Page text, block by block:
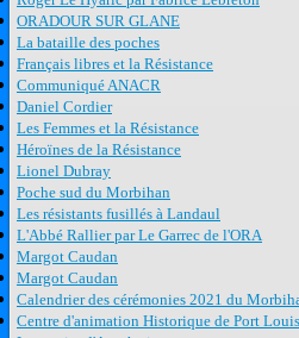
ORADOUR SUR GLANE
La bataille des poches
Français libres et la Résistance
Communiqué ANACR
Daniel Cordier
Les Femmes et la Résistance
Héroïnes de la Résistance
Lionel Dubray
Poche sud du Morbihan
Les résistants fusillés à Landaul
L'Abbé Rallier par Le Garrec de l'ORA
Margot Caudan
Margot Caudan
Calendrier des cérémonies 2021 du
Centre d'animation Historique de Port Louis